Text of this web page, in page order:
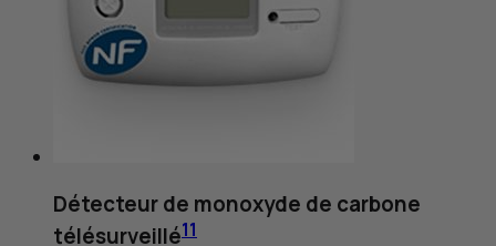
Détecteur de monoxyde de carbone
télésurveillé11